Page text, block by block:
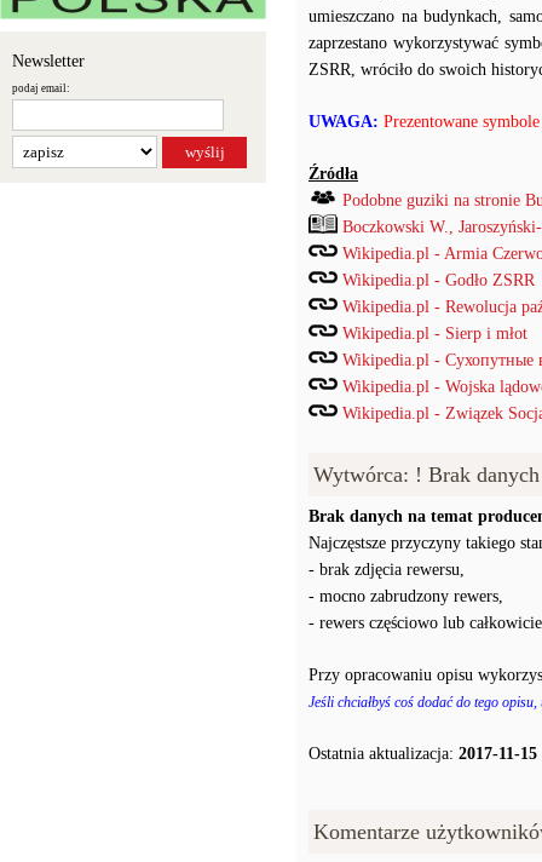
Newsletter
podaj email:
umieszczano na budynkach,
zaprzestano wykorzystywać
ZSRR, wróciło do swoich
UWAGA: Prezentowane
Źródła
Podobne guziki na stronie
Boczkowski W.,
Wikipedia.pl - Armia
Wikipedia.pl - Godło ZSRR
Wikipedia.pl - Rewolucja
Wikipedia.pl - Sierp i młot
Wikipedia.pl - Сухопутные
Wikipedia.pl - Wojska
Wikipedia.pl - Związek
Wytwórca: ! Brak danych
Brak danych na temat
Najczęstsze przyczyny takiego
- brak zdjęcia rewersu,
- mocno zabrudzony rewers,
- rewers częściowo lub
Przy opracowaniu opisu
Jeśli chciałbyś coś dodać do tego
Ostatnia aktualizacja: 2017-11-15
Komentarze